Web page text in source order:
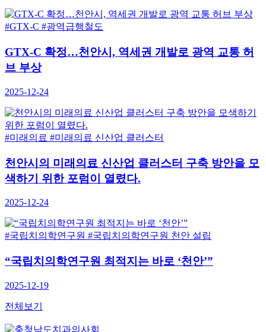
C#광역급행철도
C 확정…천안시, 역세권 개발로 광역 교통 허
상
12-24
래의료#미래의료 신산업 클러스터
시의 미래의료 신산업 클러스터 구축 방안을 모
기 위한 포럼이 열렸다.
12-24
립치의학연구원#국립치의학연구원 천안 설립
립치의학연구원 최적지는 바로 ‘천안’”
12-19
전체보기